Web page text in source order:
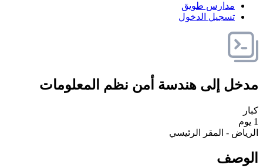
مدارس طويق
تسجيل الدخول
مدخل إلى هندسة أمن نظم المعلومات
كبار
1 يوم
الرياض - المقر الرئيسي
الوصف